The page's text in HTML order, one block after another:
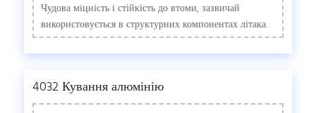
Чудова міцність і стійкість до втоми, зазвичай
використовується в структурних компонентах літака.
4032 Кування алюмінію